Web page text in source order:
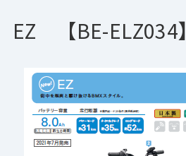
EZ 【BE-ELZ034】